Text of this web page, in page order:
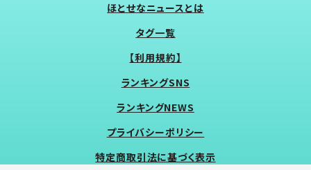
ほとせなニュースとは
タグ一覧
【利用規約】
ランキングSNS
ランキングNEWS
プライバシーポリシー
特定商取引法に基づく表示